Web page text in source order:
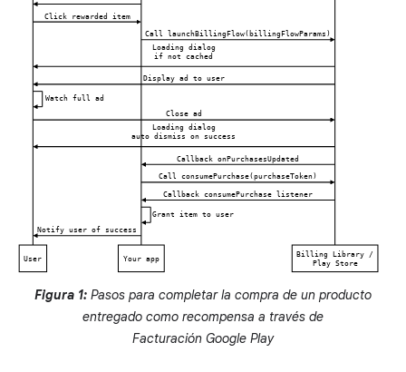
Figura 1: Pasos para completar la compra de un producto
entregado como recompensa a través de
Facturación Google Play